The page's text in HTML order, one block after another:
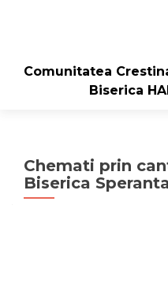
Comunitatea
Biserica
Chemati prin
Biserica